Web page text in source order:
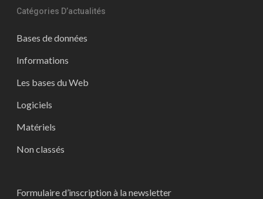
Catégories D’actualités
Bases de données
Informations
Les bases du Web
Logiciels
Matériels
Non classés
Formulaire d’inscription à la newsletter